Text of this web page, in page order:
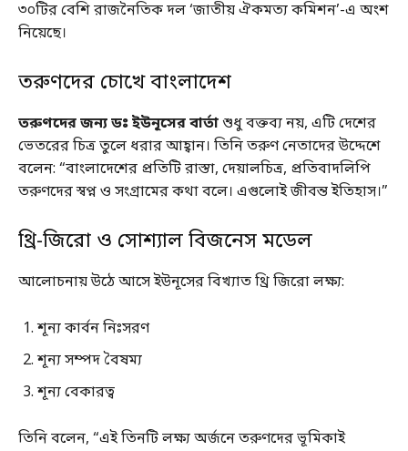
৩০টির বেশি রাজনৈতিক দল ‘জাতীয় ঐকমত্য কমিশন’-এ অংশ
নিয়েছে।
তরুণদের চোখে বাংলাদেশ
তরুণদের জন্য ডঃ ইউনূসের বার্তাশুধু বক্তব্য নয়, এটি দেশের
ভেতরের চিত্র তুলে ধরার আহ্বান। তিনি তরুণ নেতাদের উদ্দেশে
বলেন: “বাংলাদেশের প্রতিটি রাস্তা, দেয়ালচিত্র, প্রতিবাদলিপি
তরুণদের স্বপ্ন ও সংগ্রামের কথা বলে। এগুলোই জীবন্ত ইতিহাস।”
থ্রি-জিরো ও সোশ্যাল বিজনেস মডেল
আলোচনায় উঠে আসে ইউনূসের বিখ্যাত থ্রি জিরো লক্ষ্য:
শূন্য কার্বন নিঃসরণ
শূন্য সম্পদ বৈষম্য
শূন্য বেকারত্ব
তিনি বলেন, “এই তিনটি লক্ষ্য অর্জনে তরুণদের ভূমিকাই